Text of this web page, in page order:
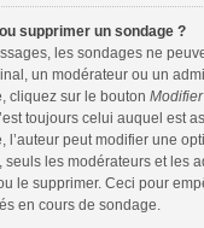
supprimer un sondage ?
les sondages ne
un modérateur ou un
cliquez sur le bouton Modifier
toujours celui auquel est
l’auteur peut modifier une
seuls les modérateurs et les
le supprimer. Ceci pour
en cours de sondage.